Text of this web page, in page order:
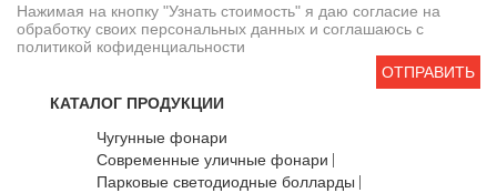
Нажимая на кнопку "Узнать стоимость" я даю согласие на
обработку своих персональных данных и соглашаюсь с
политикой кофиденциальности
ОТПРАВИТЬ
КАТАЛОГ ПРОДУКЦИИ
Чугунные фонари
Современные уличные фонари
Парковые светодиодные болларды